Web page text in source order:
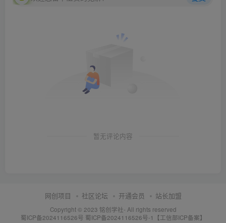
暂无评论内容
网创项目 社区论坛 开通会员 站长加盟
Copyright © 2023 铭创学社- All rights reserved
蜀ICP备2024116526号 蜀ICP备2024116526号-1【工信部ICP备案】